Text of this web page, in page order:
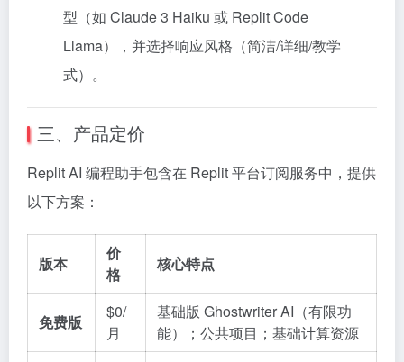
型（如 Claude 3 Haiku 或 Replit Code
Llama），并选择响应风格（简洁/详细/教学
式）。
三、产品定价
Replit AI 编程助手包含在 Replit 平台订阅服务中，提供
以下方案：
版本
价
格
核心特点
免费版
$0/
月
基础版 Ghostwriter AI（有限功
能）；公共项目；基础计算资源